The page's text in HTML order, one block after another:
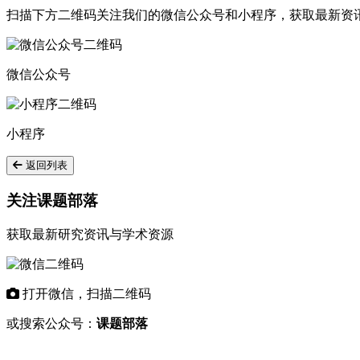
扫描下方二维码关注我们的微信公众号和小程序，获取最新资
微信公众号
小程序
返回列表
关注课题部落
获取最新研究资讯与学术资源
打开微信，扫描二维码
或搜索公众号： 课题部落